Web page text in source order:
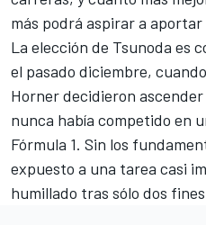
más podrá aspirar a
La elección de Tsunoda es
el pasado diciembre,
Horner decidieron
nunca había competido en
Fórmula 1. Sin los
expuesto a una tarea casi
humillado tras sólo dos